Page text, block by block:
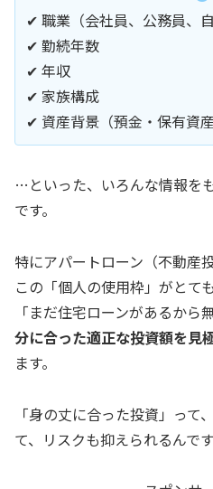
✔ 職業（会社員、公務員、自
✔ 勤続年数
✔ 年収
✔ 家族構成
✔ 資産背景（預金・保有資産
…といった、いろんな情報を
です。
特にアパートローン（不動産
この「個人の使用枠」がとて
「まだ住宅ローンがあるから
分に合った適正な投資額を見
ます。
「身の丈に合った投資」っ
て、リスクも抑えられるんで